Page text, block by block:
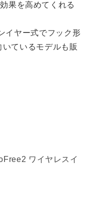
果を高めてくれる
イヤー式でフック形
ているモデルも販
ワイヤレスイ